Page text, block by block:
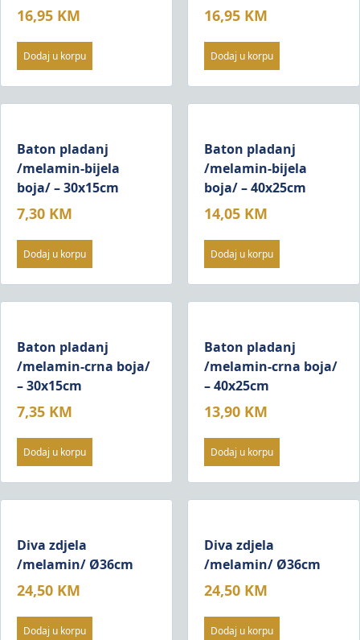
16,95 KM
Dodaj u korpu
16,95 KM
Dodaj u korpu
Baton pladanj
/melamin-bijela
boja/ – 30x15cm
7,30 KM
Dodaj u korpu
Baton pladanj
/melamin-bijela
boja/ – 40x25cm
14,05 KM
Dodaj u korpu
Baton pladanj
/melamin-crna boja/
– 30x15cm
7,35 KM
Dodaj u korpu
Baton pladanj
/melamin-crna boja/
– 40x25cm
13,90 KM
Dodaj u korpu
Diva zdjela
/melamin/ Ø36cm
24,50 KM
Dodaj u korpu
Diva zdjela
/melamin/ Ø36cm
24,50 KM
Dodaj u korpu